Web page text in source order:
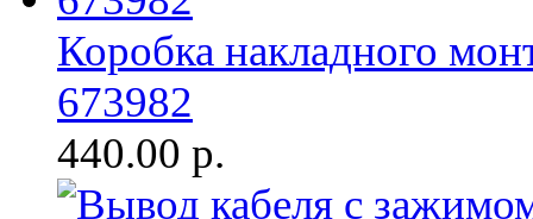
Коробка накладного
673982
440.00 р.